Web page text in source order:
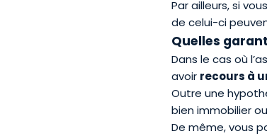
Par ailleurs, si
de celui-ci
Quelles
Dans le cas où
avoir recours à
Outre une
bien immobilier
De même, vous